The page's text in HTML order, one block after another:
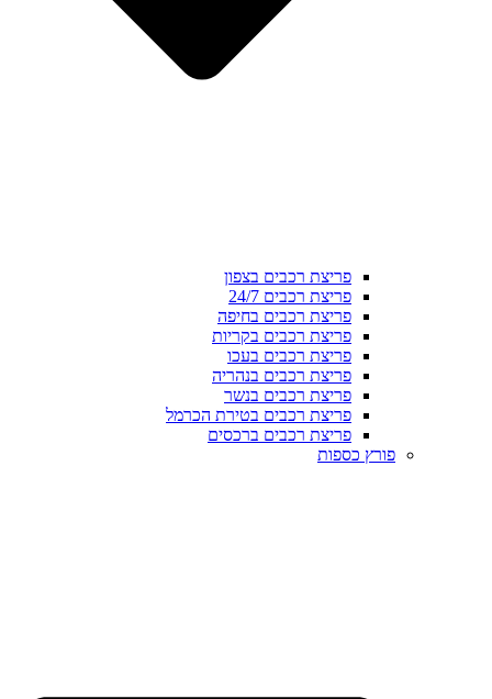
פריצת רכבים בצפון
פריצת רכבים 24/7
פריצת רכבים בחיפה
פריצת רכבים בקריות
פריצת רכבים בעכו
פריצת רכבים בנהריה
פריצת רכבים בנשר
פריצת רכבים בטירת הכרמל
פריצת רכבים ברכסים
פורץ כספות